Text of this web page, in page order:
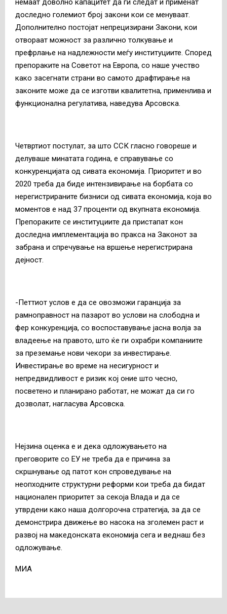
доследно големиот број закони кои се менуваат.
Дополнително постојат непрецизирани Закони, кои
отвораат можност за различно толкување и
префрлање на надлежности меѓу институциите. Според
препораките на Советот на Европа, со наше учество
како засегнати страни во самото драфтирање на
законите може да се изготви квалитетна, применлива и
функционална регулатива, наведува Арсовска.
Четвртиот постулат, за што ССК гласно говореше и
делуваше минатата година, е справување со
конкуренцијата од сивата економија. Приоритет и во
2020 треба да биде интензивирање на борбата со
нерегистрираните бизниси од сивата економија, која во
моментов е над 37 проценти од вкупната економија.
Препораките се институциите да пристапат кон
доследна имплементација во пракса на Законот за
забрана и спречување на вршење нерегистрирана
дејност.
-Петтиот услов е да се овозможи гаранција за
рамноправност на пазарот во услови на слободна и
фер конкуренција, со воспоставување јасна волја за
владеење на правото, што ќе ги охрабри компаниите
за преземање нови чекори за инвестирање.
Инвестирање во време на несигурност и
непредвидливост е ризик кој оние што чесно,
посветено и планирано работат, не можат да си го
дозволат, нагласува Арсовска.
Нејзина оценка е и дека одложувањето на
преговорите со ЕУ не треба да е причина за
скршнување од патот кон спроведување на
неопходните структурни реформи кои треба да бидат
национален приоритет за секоја Влада и да се
утврдени како наша долгорочна стратегија, за да се
демонстрира движење во насока на зголемен раст и
развој на македонската економија сега и веднаш без
одложување.
МИА